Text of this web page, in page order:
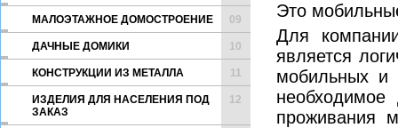
Это
Для
является
мобильных и
проживания
09
МАЛОЭТАЖНОЕ ДОМОСТРОЕНИЕ
10
ДАЧНЫЕ ДОМИКИ
11
КОНСТРУКЦИИ ИЗ МЕТАЛЛА
12
ИЗДЕЛИЯ ДЛЯ НАСЕЛЕНИЯ ПОД
ЗАКАЗ